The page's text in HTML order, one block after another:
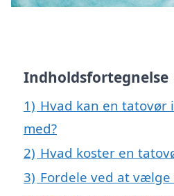
Indholdsfortegnelse
1) Hvad kan en tatovør
med?
2) Hvad koster en
3) Fordele ved at